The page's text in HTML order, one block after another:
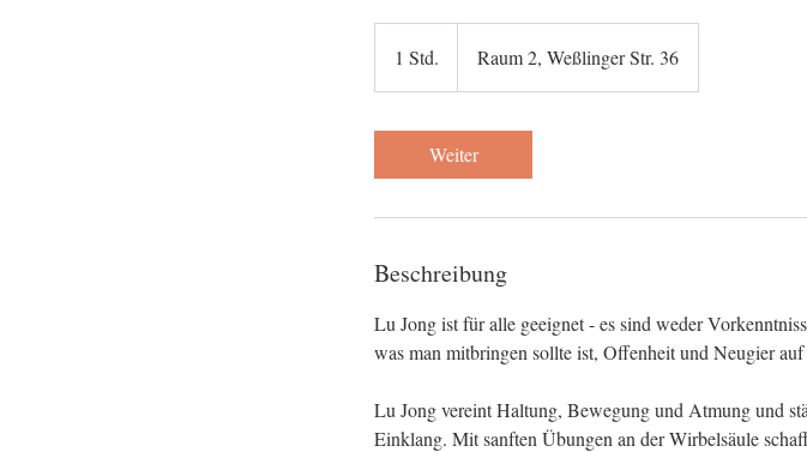
1 Std.
S
d
Raum 2, Weßlinger Str. 36
Weiter
Beschreibung
Lu Jong ist für alle geeignet - es sind weder
was man mitbringen sollte ist, Offenheit und Neugier
Lu Jong vereint Haltung, Bewegung und Atmung und
Einklang. Mit sanften Übungen an der Wirbelsäule